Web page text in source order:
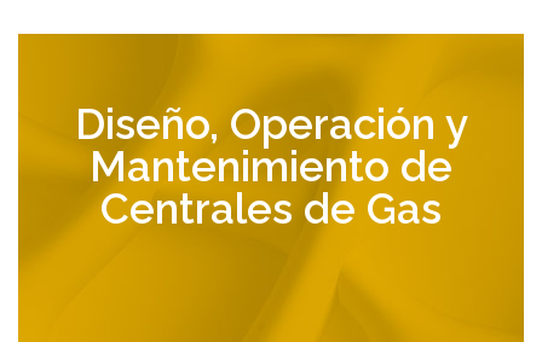
navegación
Diseño, Operación y
Mantenimiento de
Centrales de Gas